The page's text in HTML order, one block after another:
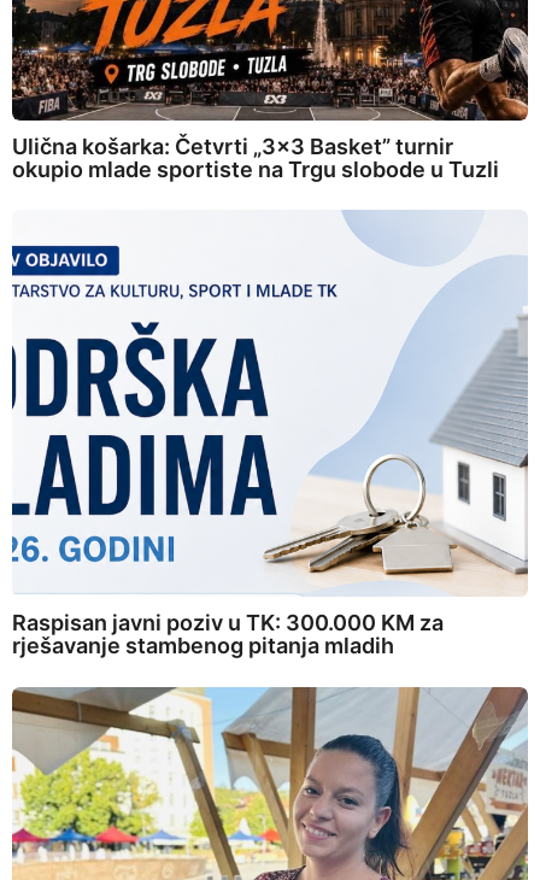
Ulična košarka: Četvrti „3×3 Basket” turnir
okupio mlade sportiste na Trgu slobode u Tuzli
Raspisan javni poziv u TK: 300.000 KM za
rješavanje stambenog pitanja mladih